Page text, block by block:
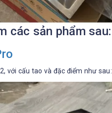
các sản phẩm sau:
với cấu tao và đặc điểm như sau: